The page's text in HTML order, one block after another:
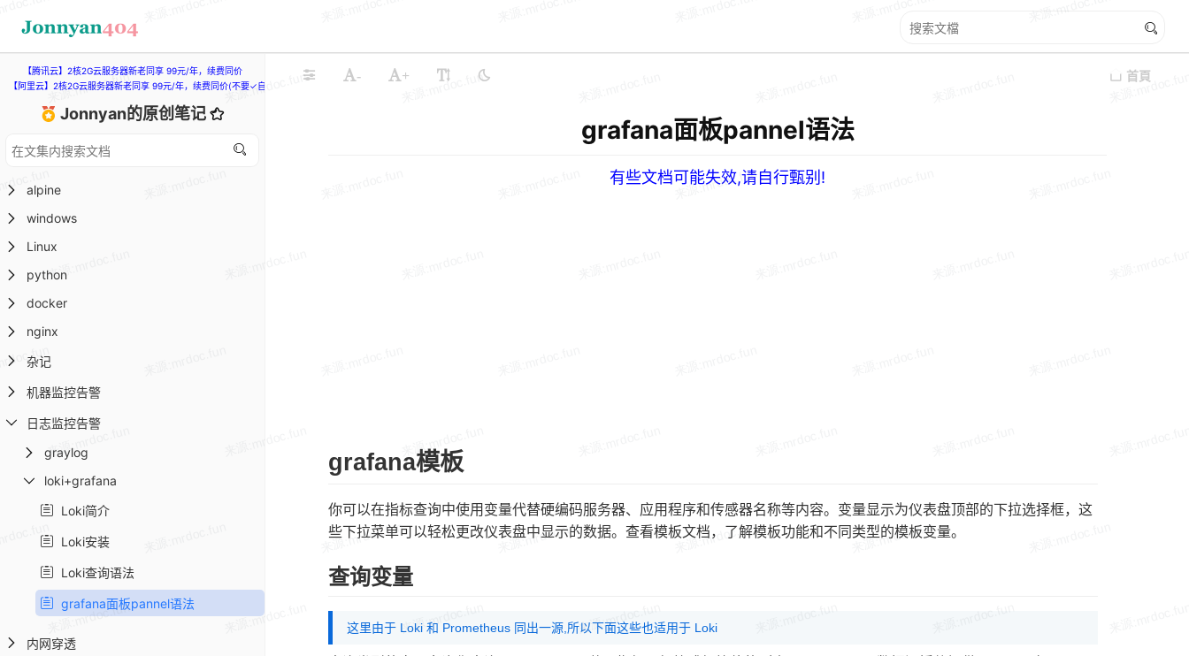
【腾讯云】2核2G云服务器新老同享 99元/年，续费同价
【阿里云】2核2G云服务器新老同享 99元/年，续费同价(不要✓自动续费)
Jonnyan的原创笔记
alpine
windows
Linux
python
docker
nginx
杂记
机器监控告警
日志监控告警
graylog
loki+grafana
Loki简介
Loki安装
Loki查询语法
grafana面板pannel语法
内网穿透
- + 首頁
grafana面板pannel语法
有些文档可能失效,请自行甄别!
grafana模板
你可以在指标查询中使用变量代替硬编码服务器、应用程序和传感器名称等内容。变量显示为仪表盘顶部的下拉选择框，这
些下拉菜单可以轻松更改仪表盘中显示的数据。查看模板文档，了解模板功能和不同类型的模板变量。
查询变量
这里由于 Loki 和 Prometheus 同出一源,所以下面这些也适用于 Loki